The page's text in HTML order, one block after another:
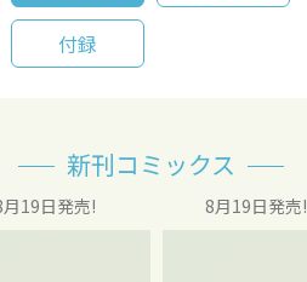
付録
新刊コミックス
19日発売! 8月19日発売!